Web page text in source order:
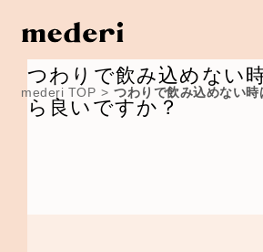
mederi TOP > つわりで飲み込めない
つわりで飲み込めない
ら良いですか？